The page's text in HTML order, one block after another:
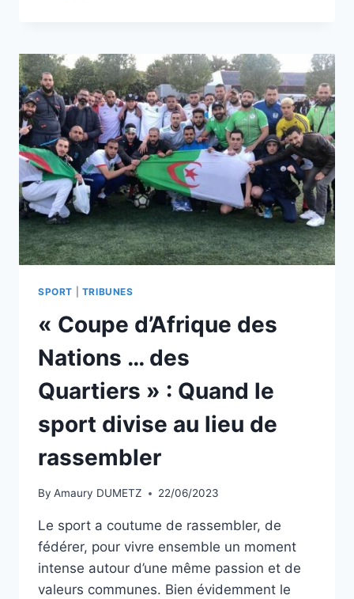
ÎLE
DE
FRANCE,
PRÉPAREZ-
VOUS
À
VOUS
DÉFENDRE
SPORT TRIBUNES
« Coupe d’Afrique des
Nations … des
Quartiers » : Quand le
sport divise au lieu de
rassembler
By Amaury DUMETZ 22/06/2023
Le sport a coutume de rassembler, de
fédérer, pour vivre ensemble un moment
intense autour d’une même passion et de
valeurs communes. Bien évidemment le